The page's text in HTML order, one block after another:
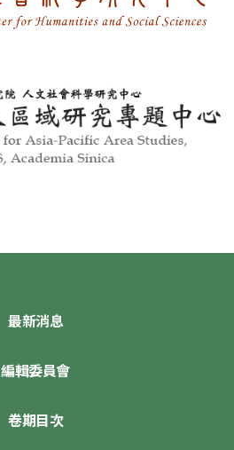
最新消息
編輯委員會
卷期目次